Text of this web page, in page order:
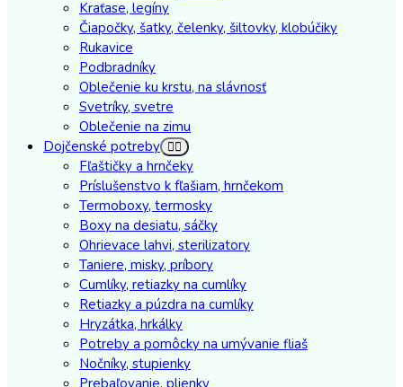
Kraťase, legíny
Čiapočky, šatky, čelenky, šiltovky, klobúčiky
Rukavice
Podbradníky
Oblečenie ku krstu, na slávnosť
Svetríky, svetre
Oblečenie na zimu
Dojčenské potreby
Fľaštičky a hrnčeky
Príslušenstvo k fľašiam, hrnčekom
Termoboxy, termosky
Boxy na desiatu, sáčky
Ohrievace lahvi, sterilizatory
Taniere, misky, príbory
Cumlíky, retiazky na cumlíky
Retiazky a púzdra na cumlíky
Hryzátka, hrkálky
Potreby a pomôcky na umývanie fliaš
Nočníky, stupienky